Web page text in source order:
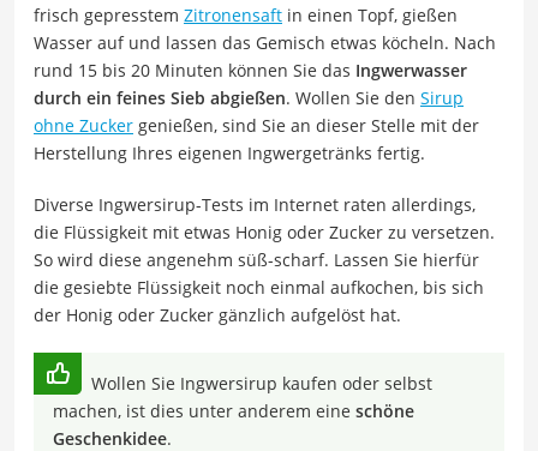
frisch gepresstem Zitronensaft in einen Topf, gießen
Wasser auf und lassen das Gemisch etwas köcheln. Nach
rund 15 bis 20 Minuten können Sie das Ingwerwasser
durch ein feines Sieb abgießen. Wollen Sie den Sirup
ohne Zucker genießen, sind Sie an dieser Stelle mit der
Herstellung Ihres eigenen Ingwergetränks fertig.
Diverse Ingwersirup-Tests im Internet raten allerdings,
die Flüssigkeit mit etwas Honig oder Zucker zu versetzen.
So wird diese angenehm süß-scharf. Lassen Sie hierfür
die gesiebte Flüssigkeit noch einmal aufkochen, bis sich
der Honig oder Zucker gänzlich aufgelöst hat.
Wollen Sie Ingwersirup kaufen oder selbst
machen, ist dies unter anderem eine schöne
Geschenkidee.